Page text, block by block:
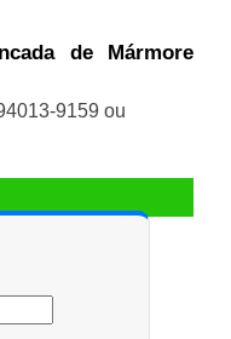
de Mármore
9159 ou